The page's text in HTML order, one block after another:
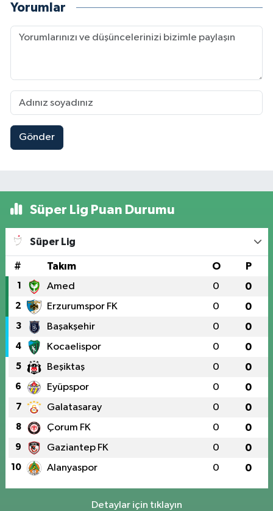
Yorumlar
Gönder
Süper Lig Puan Durumu
Süper Lig
# Takım O P
1 Amed 0 0
2 Erzurumspor FK 0 0
3 Başakşehir 0 0
4 Kocaelispor 0 0
5 Beşiktaş 0 0
6 Eyüpspor 0 0
7 Galatasaray 0 0
8 Çorum FK 0 0
9 Gaziantep FK 0 0
10 Alanyaspor 0 0
Detaylar için tıklayın